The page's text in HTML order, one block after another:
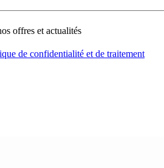
offres et actualités
de confidentialité et de traitement